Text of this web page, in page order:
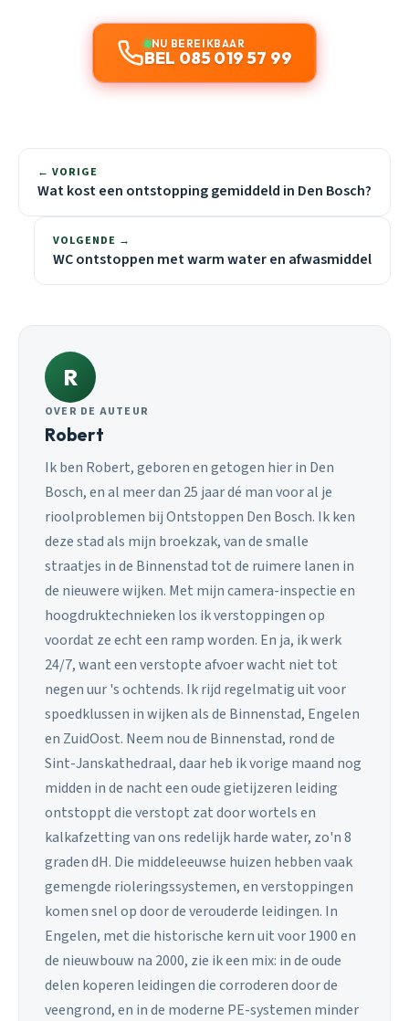
NU BEREIKBAAR
BEL 085 019 57 99
← VORIGE
Wat kost een ontstopping gemiddeld in Den Bosch?
VOLGENDE →
WC ontstoppen met warm water en afwasmiddel
R
OVER DE AUTEUR
Robert
Ik ben Robert, geboren en getogen hier in Den
Bosch, en al meer dan 25 jaar dé man voor al je
rioolproblemen bij Ontstoppen Den Bosch. Ik ken
deze stad als mijn broekzak, van de smalle
straatjes in de Binnenstad tot de ruimere lanen in
de nieuwere wijken. Met mijn camera-inspectie en
hoogdruktechnieken los ik verstoppingen op
voordat ze echt een ramp worden. En ja, ik werk
24/7, want een verstopte afvoer wacht niet tot
negen uur 's ochtends. Ik rijd regelmatig uit voor
spoedklussen in wijken als de Binnenstad, Engelen
en ZuidOost. Neem nou de Binnenstad, rond de
Sint-Janskathedraal, daar heb ik vorige maand nog
midden in de nacht een oude gietijzeren leiding
ontstoppt die verstopt zat door wortels en
kalkafzetting van ons redelijk harde water, zo'n 8
graden dH. Die middeleeuwse huizen hebben vaak
gemengde rioleringssystemen, en verstoppingen
komen snel op door de verouderde leidingen. In
Engelen, met die historische kern uit voor 1900 en
de nieuwbouw na 2000, zie ik een mix: in de oude
delen koperen leidingen die corroderen door de
veengrond, en in de moderne PE-systemen minder